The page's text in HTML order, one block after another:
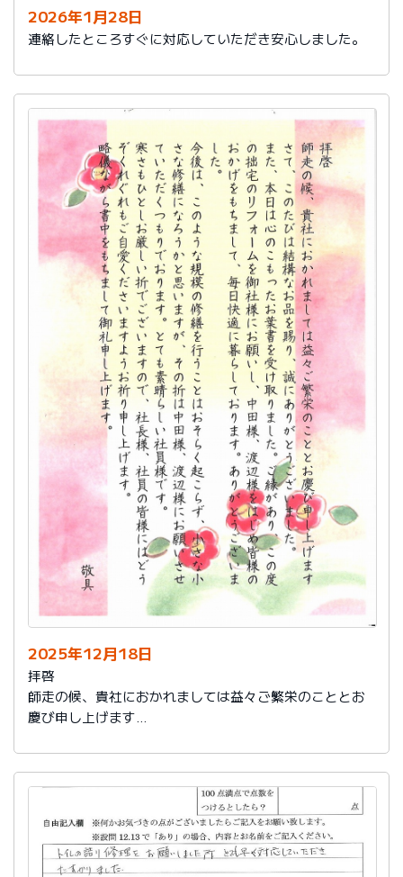
2026年1月28日
連絡したところすぐに対応していただき安心しました。
2025年12月18日
拝啓
師走の候、貴社におかれましては益々ご繁栄のこととお
慶び申し上げます
ざいました。
また、本日は心のこもったお葉書を受け取りました。ご
縁があり、この度の拙宅のリフォームを御社様にお願い
し、中田様、渡辺様をはじめ皆様のおかげをもちまし
て、毎日快適に暮らしております。ありがとうございま
した。